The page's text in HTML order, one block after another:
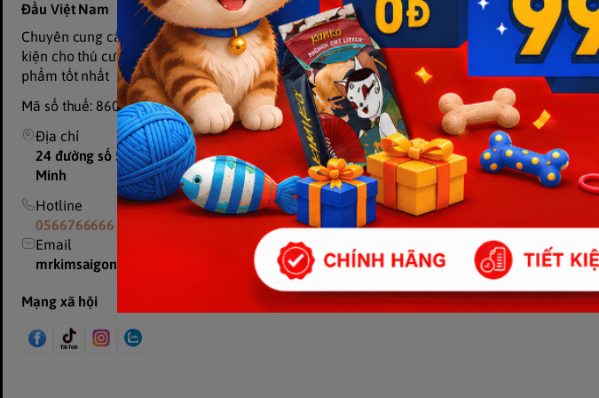
Đầu Việt Nam
Chuyên cung cấp đồ dùng, thức ăn và phụ
kiện cho thú cưng, cam kết chất lượng sản
phẩm tốt nhất
Mã số thuế: 8601907439-001
Địa chỉ
24 đường số 5,KP 12, P.Thủ Đức, TP.Hồ Chí
Minh
Hotline
0566766666
Email
mrkimsaigonpetshop@gmail.com
Mạng xã hội
Tin tức
Liên hệ